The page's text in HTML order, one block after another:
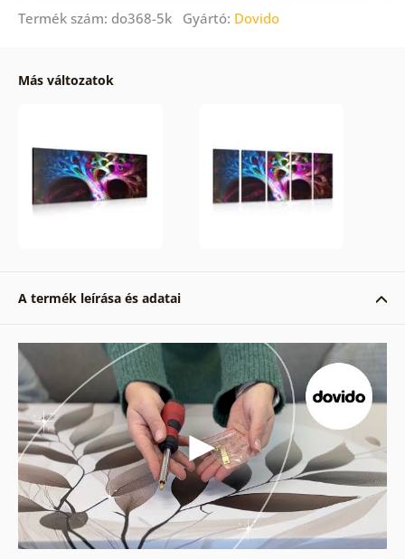
Termék szám: do368-5k Gyártó: Dovido
Más változatok
A termék leírása és adatai